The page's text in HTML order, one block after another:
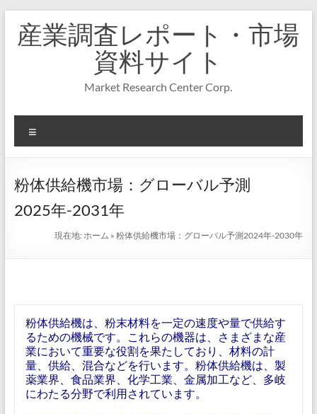
キ
プ
産業調査レポート・市場
資料サイト
Market Research Center Corp.
ニ
ー
粉体供給機市場：グローバル予測
2025年-2031年
現在地:ホーム »粉体供給機市場：グローバル予測2024年-2030年
粉体供給機は、粉末材料を一定の速度や量で供給す
るための機械です。これらの機器は、さまざまな産
業において重要な役割を果たしており、材料の計
量、供給、混合などを行います。粉体供給機は、製
薬業界、食品業界、化学工業、金属加工など、多岐
にわたる分野で利用されています。